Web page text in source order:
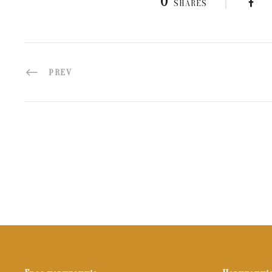
SHARES
PREV